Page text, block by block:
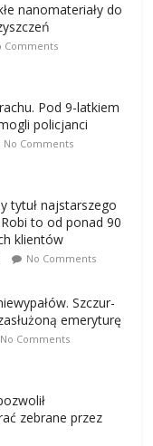
nanomateriały do
Comments
Pod 9-latkiem
policjanci
No Comments
tytuł najstarszego
to od ponad 90
klientów
No Comments
Szczur-
emeryturę
No Comments
zebrane przez